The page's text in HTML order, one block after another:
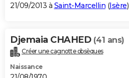
21/09/2013 à Saint-Marcellin (Isère)
Djemaia CHAHED (41 ans)
Créer une cagnotte obsèques
Naissance